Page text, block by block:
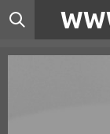
Ga
direct